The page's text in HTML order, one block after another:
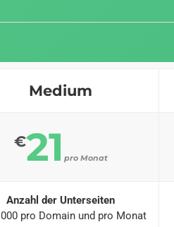
Medium
€21 pro Monat
Anzahl der Unterseiten
pro Domain und pro Monat